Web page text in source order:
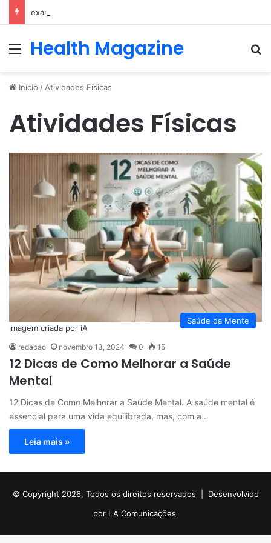
exames e consulta com nefrologista no Rio
Menu
Health Magazine
Início / Atividades Físicas
Atividades Físicas
Saúde da Mente
imagem criada por iA
redacao novembro 13, 2024 0 15
12 Dicas de Como Melhorar a Saúde
Mental
12 Dicas de Como Melhorar a Saúde Mental. A saúde mental é
essencial para uma vida equilibrada, mas, com a…
Leia mais »
© Copyright 2026, Todos os direitos reservados | Desenvolvido
por LA Comunicações.